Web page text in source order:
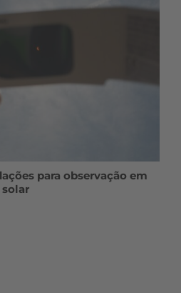
para observação em